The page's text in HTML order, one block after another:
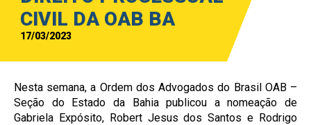
CIVIL DA OAB BA
17/03/2023
Nesta semana, a Ordem dos Advogados do Brasil OAB –
Seção do Estado da Bahia publicou a nomeação de
Gabriela Expósito, Robert Jesus dos Santos e Rodrigo